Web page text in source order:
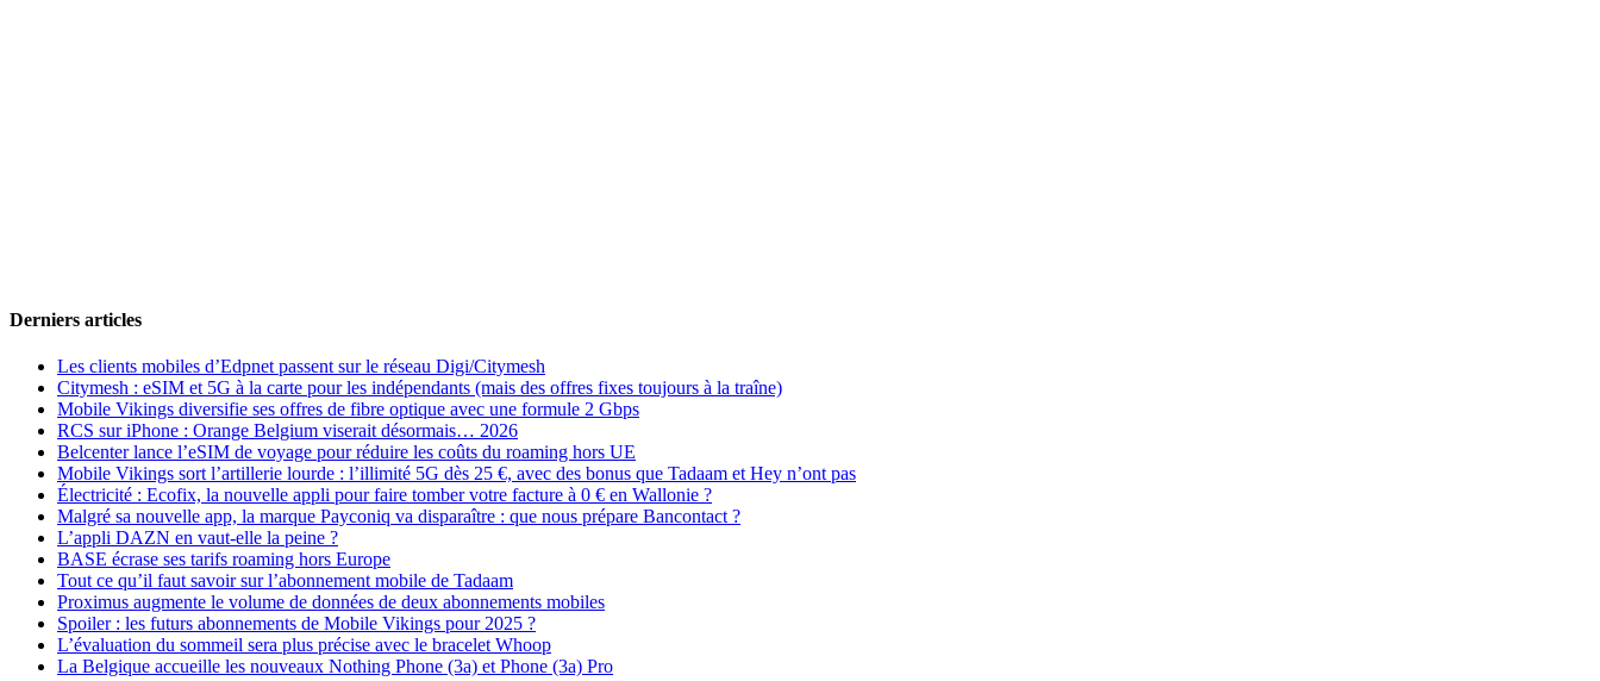
Derniers articles
Les clients mobiles d’Edpnet passent sur le réseau Digi/Citymesh
Citymesh : eSIM et 5G à la carte pour les indépendants (mais des offres fixes toujours à la traîne)
Mobile Vikings diversifie ses offres de fibre optique avec une formule 2 Gbps
RCS sur iPhone : Orange Belgium viserait désormais… 2026
Belcenter lance l’eSIM de voyage pour réduire les coûts du roaming hors UE
Mobile Vikings sort l’artillerie lourde : l’illimité 5G dès 25 €, avec des bonus que Tadaam et Hey n’ont pas
Électricité : Ecofix, la nouvelle appli pour faire tomber votre facture à 0 € en Wallonie ?
Malgré sa nouvelle app, la marque Payconiq va disparaître : que nous prépare Bancontact ?
L’appli DAZN en vaut-elle la peine ?
BASE écrase ses tarifs roaming hors Europe
Tout ce qu’il faut savoir sur l’abonnement mobile de Tadaam
Proximus augmente le volume de données de deux abonnements mobiles
Spoiler : les futurs abonnements de Mobile Vikings pour 2025 ?
L’évaluation du sommeil sera plus précise avec le bracelet Whoop
La Belgique accueille les nouveaux Nothing Phone (3a) et Phone (3a) Pro